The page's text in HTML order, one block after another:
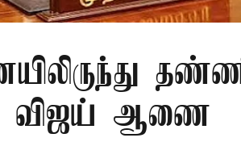
விஜய் ஆணை